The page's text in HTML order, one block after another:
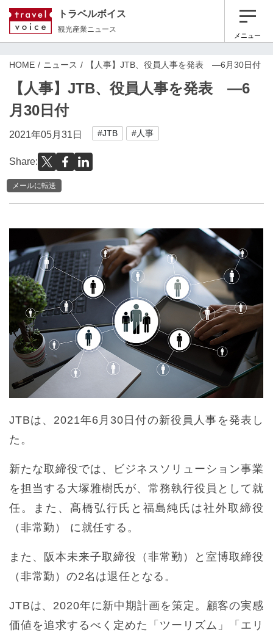
トラベルボイス
観光産業ニュース
メニュー
HOME ニュース 【人事】JTB、役員人事を発表 ―6月30日付
【人事】JTB、役員人事を発表 ―6
月30日付
2021年05月31日 #JTB #人事
Share:
メールに転送
JTBは、2021年6月30日付の新役員人事を発表し
た。
新たな取締役では、ビジネスソリューション事業
を担当する大塚雅樹氏が、常務執行役員として就
任。また、髙橋弘行氏と福島純氏は社外取締役
（非常勤） に就任する。
また、阪本未来子取締役（非常勤）と室博取締役
（非常勤）の2名は退任となる。
JTBは、2020年に新中期計画を策定。顧客の実感
価値を追求するべく定めた「ツーリズム」「エリ